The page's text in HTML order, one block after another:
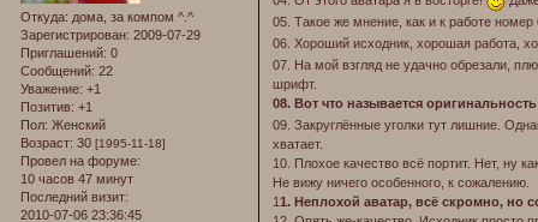
Откуда: дома, за компом ^.^
Зарегистрирован: 2009-07-29
Приглашений: 0
Сообщений: 22
Уважение: +1
Позитив: +1
Пол: Женский
Возраст: 30 [1995-11-18]
Провел на форуме:
10 часов 47 минут
Последний визит:
2010-07-06 23:36:45
05. Такое же мнение, как и к работе
06. Хороший исходник, хорошая работа,
07. На мой взгляд не удачно обрезали,
шрифт.
08. Вот что называется
09. Закруглённые уголки тут лишние.
хватает.
10. Плохое качество всё портит. Нет, ну
Не вижу ничего особенного, к сожалению.
1 1. Неплохой аватар, всё скромно, но